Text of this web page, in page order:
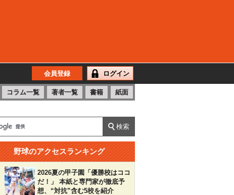
会員登録 ログイン
コラム一覧 著者一覧 書籍 紙面
野球のアクセスランキング
2026夏の甲子園「優勝校はココ
だ！」 本紙と専門家が徹底予
想、“対抗”含む5校を紹介